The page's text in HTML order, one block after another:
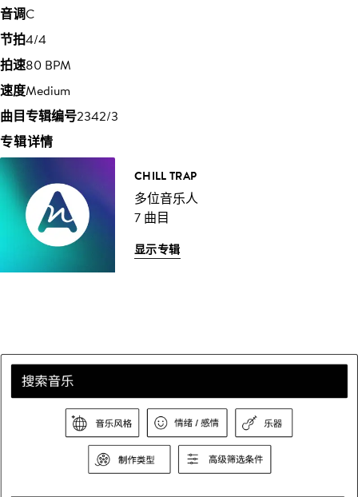
音调C
节拍4/4
拍速80 BPM
速度Medium
曲目专辑编号2342/3
专辑详情
CHILL TRAP
多位音乐人
7 曲目
显示专辑